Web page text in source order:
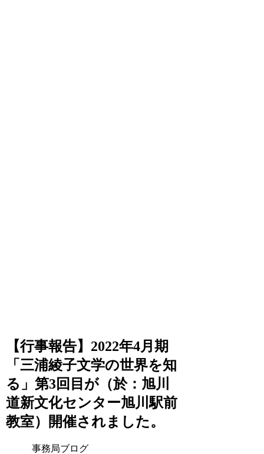
【行事報告】2022年4月期
「三浦綾子文学の世界を知
る」第3回目が（於：旭川
道新文化センター旭川駅前
教室）開催されました。
事務局ブログ